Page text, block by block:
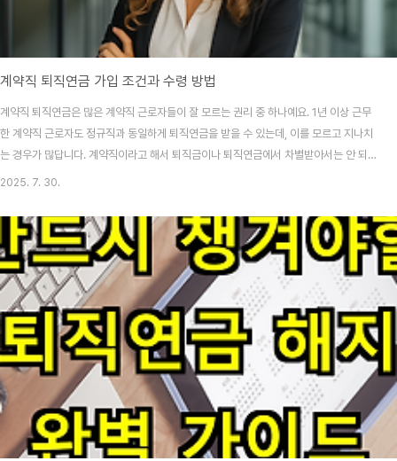
계약직 퇴직연금 가입 조건과 수령 방법
계약직 퇴직연금은 많은 계약직 근로자들이 잘 모르는 권리 중 하나예요. 1년 이상 근무
한 계약직 근로자도 정규직과 동일하게 퇴직연금을 받을 수 있는데, 이를 모르고 지나치
는 경우가 많답니다. 계약직이라고 해서 퇴직금이나 퇴직연금에서 차별받아서는 안 되
며, 법적으로 보호받을 권리가 있어요. 최근 계약직, 기간제 근로자가 늘어나면서 계약직
로자에게도 퇴직연금 제도를 적용하고 있는데, 이는 근로자퇴직급여보장법에 따른 의무
사항이랍니다. 계약직 근로자도 자신의 권리를 정확히 알고 챙기는 것이 중요해요. 퇴직
연금 가입조건 보러가기 계약직도 받을 수 있는 퇴직연금 제도 계약직 퇴직연금은 근로
기준법과 근로자퇴직급여보장법에 ..
2025. 7. 30.